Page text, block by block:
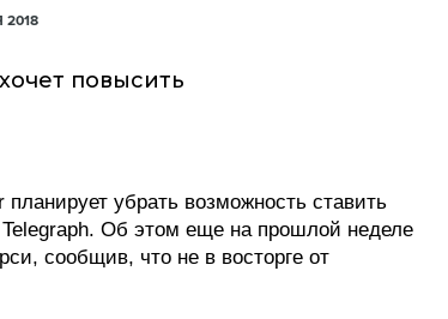
2018
повысить
убрать возможность ставить
Об этом еще на прошлой неделе
сообщив, что не в восторге от
КРЕАТИВА
ФЕСТИВАЛИ